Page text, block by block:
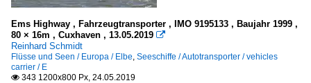
Ems Highway , Fahrzeugtransporter , IMO 9195133 , Baujahr 1999 ,
80 × 16m , Cuxhaven , 13.05.2019 
Reinhard Schmidt
Flüsse und Seen / Europa / Elbe, Seeschiffe / Autotransporter / vehicles
carrier / E
 343 1200x800 Px, 24.05.2019